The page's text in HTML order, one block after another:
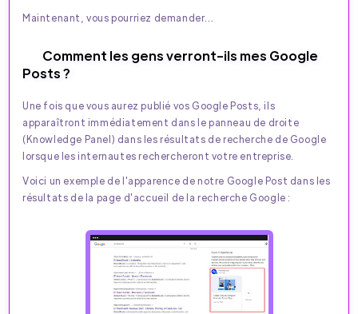
Maintenant, vous pourriez demander...
Comment les gens verront-ils mes Google
Posts ?
Une fois que vous aurez publié vos Google Posts, ils
apparaîtront immédiatement dans le panneau de droite
(Knowledge Panel) dans les résultats de recherche de Google
lorsque les internautes rechercheront votre entreprise.
Voici un exemple de l'apparence de notre Google Post dans les
résultats de la page d'accueil de la recherche Google :